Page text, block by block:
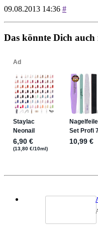
09.08.2013 14:36 #
Das könnte Dich auch